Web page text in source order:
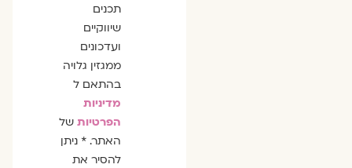
תכנים
שיווקיים
ועדכונים
ממגזין גלויה
בהתאם ל
מדיניות
הפרטיותשל
האתר. * ניתן
להסיר את